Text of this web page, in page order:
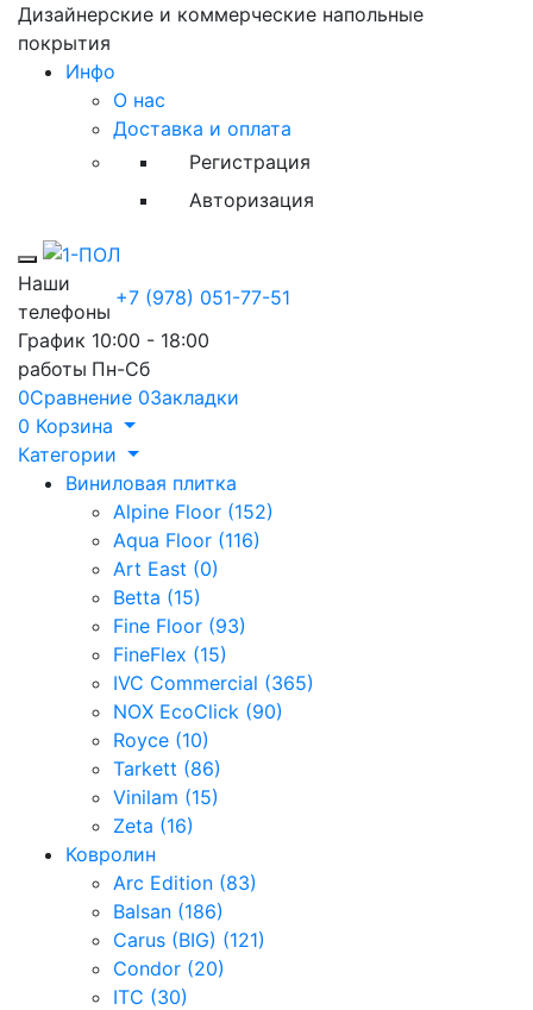
Дизайнерские и коммерческие напольные
покрытия
Инфо
О нас
Доставка и оплата
Регистрация
Авторизация
Toggle mobile menu
Наши
телефоны
+7 (978) 051-77-51
График
работы
10:00 - 18:00
Пн-Сб
0Сравнение 0Закладки
0 Корзина
Категории
Виниловая плитка
Alpine Floor (152)
Aqua Floor (116)
Art East (0)
Betta (15)
Fine Floor (93)
FineFlex (15)
IVC Commercial (365)
NOX EcoClick (90)
Royce (10)
Tarkett (86)
Vinilam (15)
Zeta (16)
Ковролин
Arc Edition (83)
Balsan (186)
Carus (BIG) (121)
Condor (20)
ITC (30)